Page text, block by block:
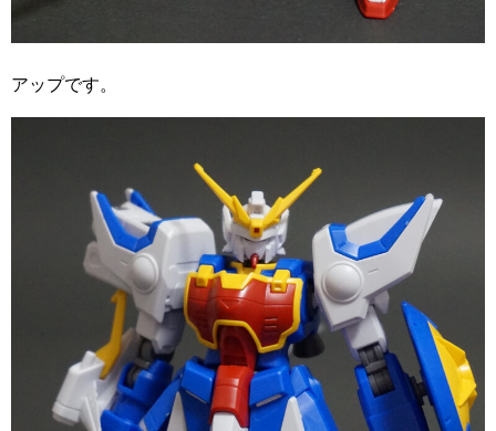
アップです。